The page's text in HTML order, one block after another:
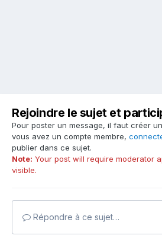
Rejoindre le sujet et
Pour poster un message, il faut créer
vous avez un compte membre,
publier dans ce sujet.
Note: Your post will require moderator
visible.
Répondre à ce sujet…